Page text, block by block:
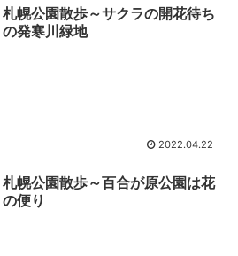
札幌公園散歩～サクラの開花待ち
の発寒川緑地
2022.04.22
札幌公園散歩～百合が原公園は花
の便り